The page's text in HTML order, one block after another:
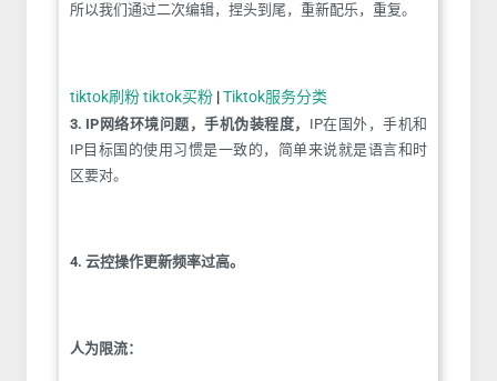
所以我们通过二次编辑，捏头到尾，重新配乐，重复。
tiktok刷粉 tiktok买粉 |Tiktok服务分类
3. IP网络环境问题，手机伪装程度， IP在国外，手机和
IP目标国的使用习惯是一致的，简单来说就是语言和时
区要对。
4. 云控操作更新频率过高。
人为限流：